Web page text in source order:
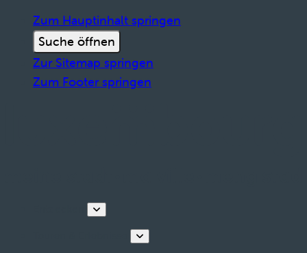
Zum Hauptinhalt springen
Suche öffnen
Zur Sitemap springen
Zum Footer springen